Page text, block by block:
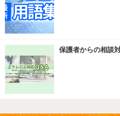
保護者からの相談